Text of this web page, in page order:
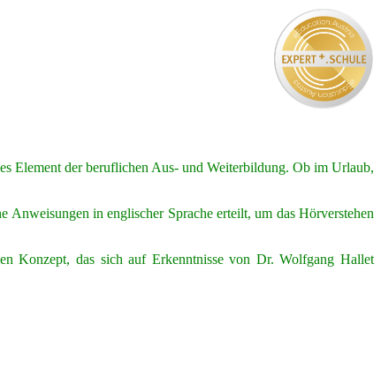
Element der beruflichen Aus- und Weiterbildung. Ob im Urlaub,
Anweisungen in englischer Sprache erteilt, um das Hörverstehen
Konzept, das sich auf Erkenntnisse von Dr. Wolfgang Hallet